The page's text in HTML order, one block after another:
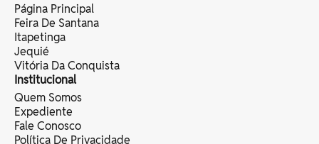
Página Principal
Feira De Santana
Itapetinga
Jequié
Vitória Da Conquista
Institucional
Quem Somos
Expediente
Fale Conosco
Política De Privacidade